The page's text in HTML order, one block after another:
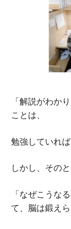
「解説がわか
ことは、
勉強していれ
しかし、その
「なぜこうな
て、脳は鍛え